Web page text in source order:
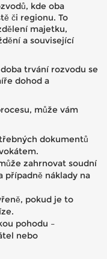
kde oba
či regionu. To
majetku,
a související
trvání rozvodu se
dohod a
může vám
dokumentů
zahrnovat soudní
případně náklady na
pokud je to
pohodu –
nebo